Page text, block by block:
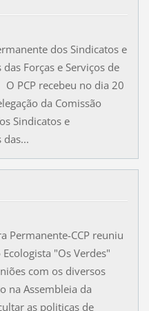
dos Sindicatos e
Forças e Serviços de
PCP recebeu no dia 20
da Comissão
Sindicatos e
das...
CCP reuniu
"Os Verdes"
com os diversos
na Assembleia da
as politicas de